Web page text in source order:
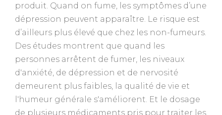
produit. Quand on fume, les symptômes d’une
dépression peuvent apparaître. Le risque est
d’ailleurs plus élevé que chez les non-fumeurs.
Des études montrent que quand les
personnes arrêtent de fumer, les niveaux
d'anxiété, de dépression et de nervosité
demeurent plus faibles, la qualité de vie et
l'humeur générale s'améliorent. Et le dosage
de plusieurs médicaments pris pour traiter les